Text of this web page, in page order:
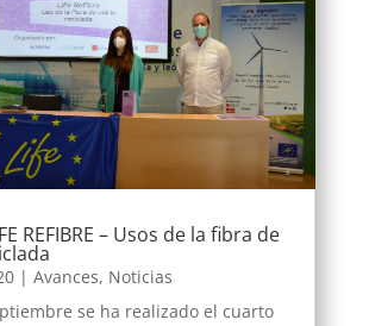
REFIBRE – Usos de la fibra de
| Avances, Noticias
se ha realizado el cuarto